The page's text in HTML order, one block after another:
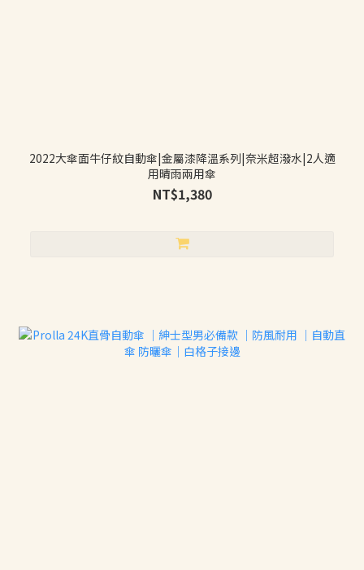
2022大傘面牛仔紋自動傘|金屬漆降溫系列|奈米超潑水|2人適
用晴雨兩用傘
NT$1,380